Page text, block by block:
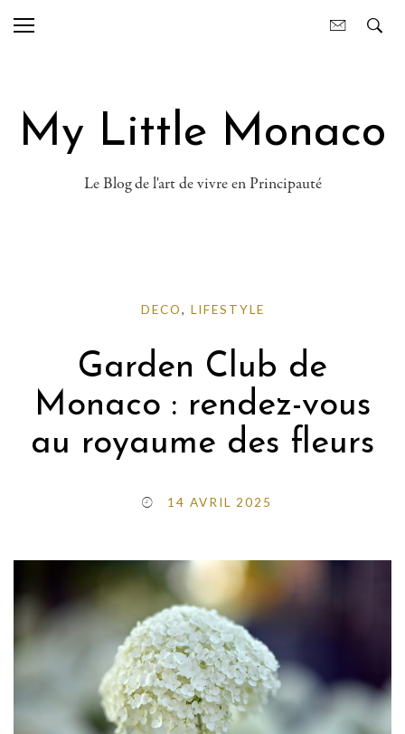
My Little Monaco
Le Blog de l'art de vivre en Principauté
DECO, LIFESTYLE
Garden Club de
Monaco : rendez-vous
au royaume des fleurs
14 AVRIL 2025